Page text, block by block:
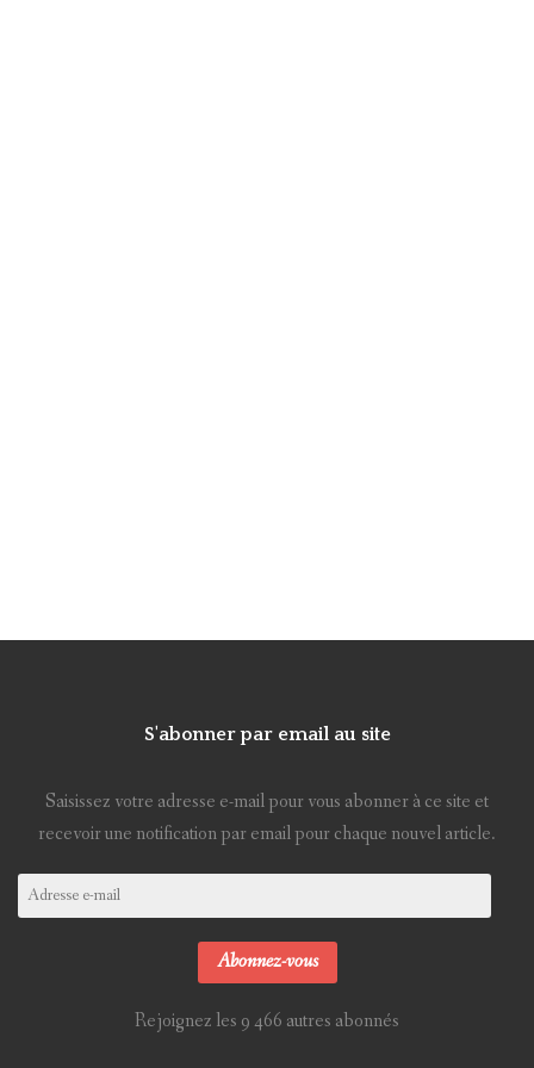
S'abonner par email au site
Saisissez votre adresse e-mail pour vous abonner à ce site et
recevoir une notification par email pour chaque nouvel article.
Adresse
Abonnez-vous
Rejoignez les 9 466 autres abonnés